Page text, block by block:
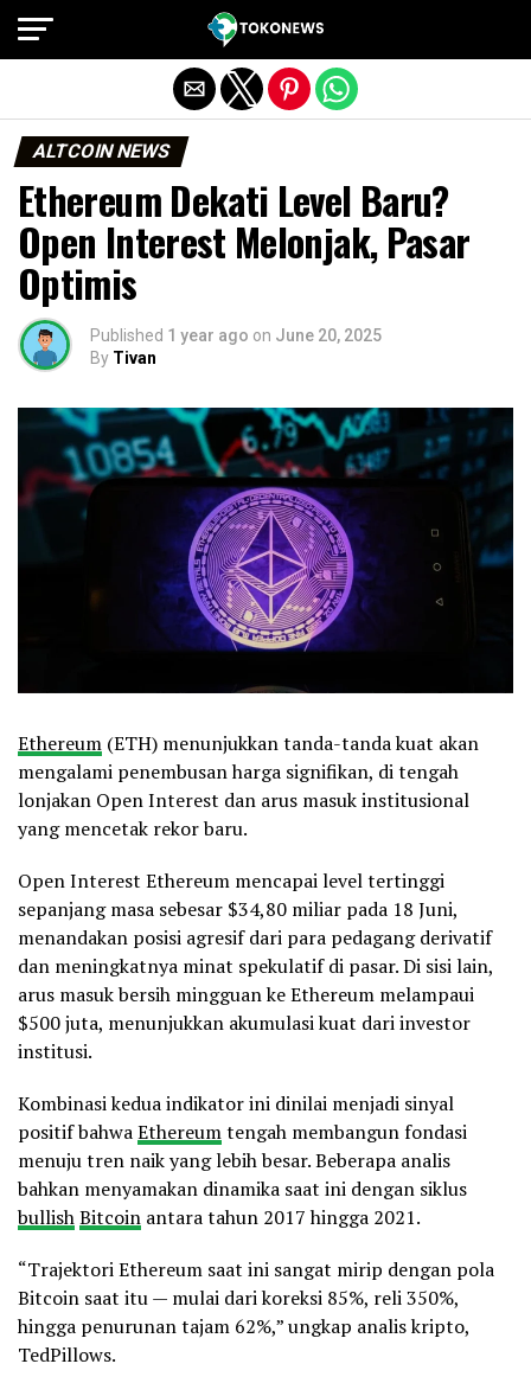
ALTCOIN NEWS
Ethereum Dekati Level Baru?
Open Interest Melonjak, Pasar
Optimis
Published 1 year ago on June 20, 2025
By Tivan
Ethereum (ETH) menunjukkan tanda-tanda kuat akan
mengalami penembusan harga signifikan, di tengah
lonjakan Open Interest dan arus masuk institusional
yang mencetak rekor baru.
Open Interest Ethereum mencapai level tertinggi
sepanjang masa sebesar $34,80 miliar pada 18 Juni,
menandakan posisi agresif dari para pedagang derivatif
dan meningkatnya minat spekulatif di pasar. Di sisi lain,
arus masuk bersih mingguan ke Ethereum melampaui
$500 juta, menunjukkan akumulasi kuat dari investor
institusi.
Kombinasi kedua indikator ini dinilai menjadi sinyal
positif bahwaEthereumtengah membangun fondasi
menuju tren naik yang lebih besar. Beberapa analis
bahkan menyamakan dinamika saat ini dengan siklus
bullishBitcoin antara tahun 2017 hingga 2021.
“Trajektori Ethereum saat ini sangat mirip dengan pola
Bitcoin saat itu — mulai dari koreksi 85%, reli 350%,
hingga penurunan tajam 62%,” ungkap analis kripto,
TedPillows.
Exit mobile version